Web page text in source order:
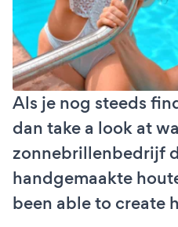
Als je nog steeds
dan take a look at
zonnebrillenbedrijf
handgemaakte
been able to create